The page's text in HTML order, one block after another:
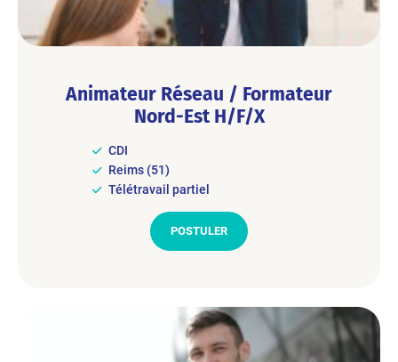
Animateur Réseau / Formateur
Nord-Est H/F/X
CDI
Reims (51)
Télétravail partiel
POSTULER